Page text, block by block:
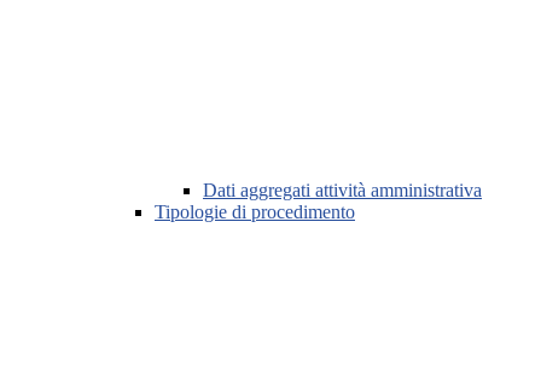
Dati aggregati attività amministrativa
Tipologie di procedimento